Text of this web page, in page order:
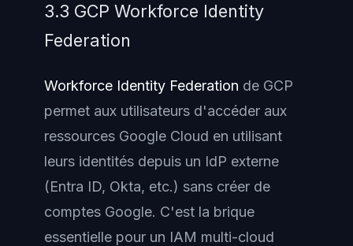
3.3 GCP Workforce Identity
Federation
Workforce Identity Federation de GCP
permet aux utilisateurs d'accéder aux
ressources Google Cloud en utilisant
leurs identités depuis un IdP externe
(Entra ID, Okta, etc.) sans créer de
comptes Google. C'est la brique
essentielle pour un IAM multi-cloud